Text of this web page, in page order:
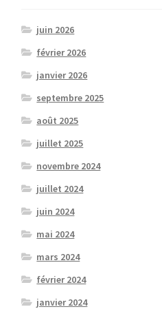
juin 2026
février 2026
janvier 2026
septembre 2025
août 2025
juillet 2025
novembre 2024
juillet 2024
juin 2024
mai 2024
mars 2024
février 2024
janvier 2024